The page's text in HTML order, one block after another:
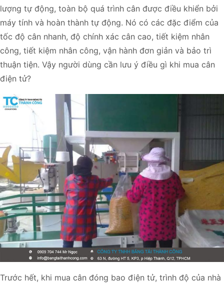
lượng tự động, toàn bộ quá trình cân được điều khiển bởi
máy tính và hoàn thành tự động. Nó có các đặc điểm của
tốc độ cân nhanh, độ chính xác cân cao, tiết kiệm nhân
công, tiết kiệm nhân công, vận hành đơn giản và bảo trì
thuận tiện. Vậy người dùng cần lưu ý điều gì khi mua cân
điện tử?
Trước hết, khi mua cân đóng bao điện tử, trình độ của nhà